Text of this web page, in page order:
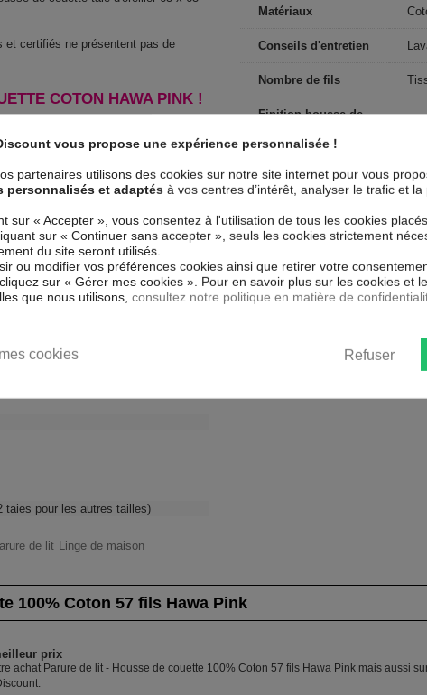
certifiés ne présentent pas de
COTON HAWA PINK !
taies pour les autres tailles)
Matériaux
Conseils d'entretien
Nombre de fils
Finition housse de
Couleur marketing
Finition taie
de lit
Linge de maison
100% Coton 57 fils Hawa Pink
prix
achat Parure de lit - Housse de couette 100% Coton 57 fils Hawa Pink mais aussi
vous propose une expérience personnalisée !
partenaires utilisons des cookies sur notre site internet pour vous
personnalisés et adaptés à vos centres d’intérêt, analyser le trafic et
sur « Accepter », vous consentez à l'utilisation de tous les cookies
sur « Continuer sans accepter », seuls les cookies strictement
du site seront utilisés.
ou modifier vos préférences cookies ainsi que retirer votre
sur « Gérer mes cookies ». Pour en savoir plus sur les cookies et
que nous utilisons, consultez notre politique en matière de
Refuser
cookies